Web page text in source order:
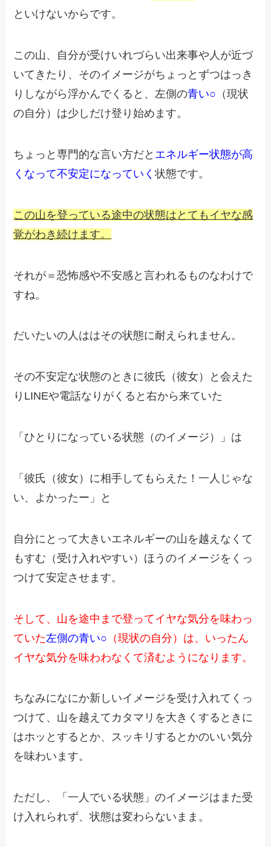
といけないからです。
この山、自分が受けいれづらい出来事や人が近づ
いてきたり、 そのイメージがちょっとずつはっき
りしながら浮かんでくると、左側の青い○ （現状
の自分）は少しだけ登り始めます。
ちょっと専門的な言い方だと エネルギー状態が高
くなって不安定になっていく状態です。
この山を登っている途中の状態は とてもイヤな感
覚がわき続けます。
それが＝恐怖感や不安感と言われるものなわけで
すね。
だいたいの人ははその状態に耐えられません。
その不安定な状態のときに彼氏（彼女）と会えた
り LINEや電話なりがくると右から来ていた
「ひとりになっている状態（のイメージ）」は
「彼氏（彼女）に相手してもらえた！一人じゃな
い、よかったー」と
自分にとって大きいエネルギーの山を越えなくて
もすむ （受け入れやすい）ほうのイメージをくっ
つけて安定させます。
そして、山を途中まで登ってイヤな気分を味わっ
ていた左側の青い○ （現状の自分）は、 いったん
イヤな気分を味わわなくて済むようになります。
ちなみになにか新しいイメージを受け入れてくっ
つけて、 山を越えてカタマリを大きくするときに
はホッとするとか、スッキリするとかのいい気分
を味わいます。
ただし、「一人でいる状態」のイメージはまた受
け入れられず、状態は変わらないまま。